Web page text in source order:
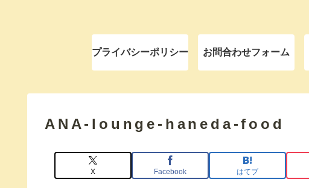
プライバシーポリシー お問合わせフォーム
ANA-lounge-haneda-food
X Facebook はてブ